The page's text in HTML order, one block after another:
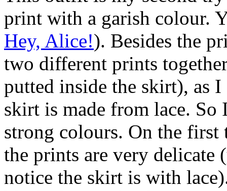
print with a garish colour.
Hey, Alice!). Besides the
two different prints
putted inside the skirt), as
skirt is made from lace.
strong colours. On the
the prints are very delicate
notice the skirt is with